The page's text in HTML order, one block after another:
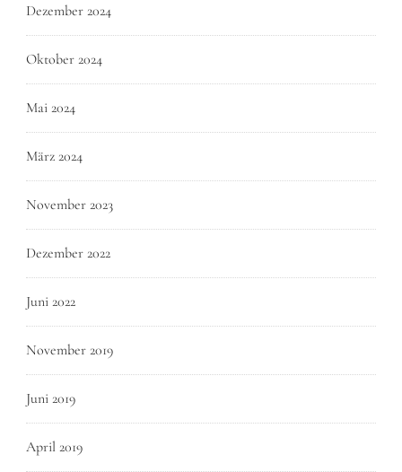
Dezember 2024
Oktober 2024
Mai 2024
März 2024
November 2023
Dezember 2022
Juni 2022
November 2019
Juni 2019
April 2019